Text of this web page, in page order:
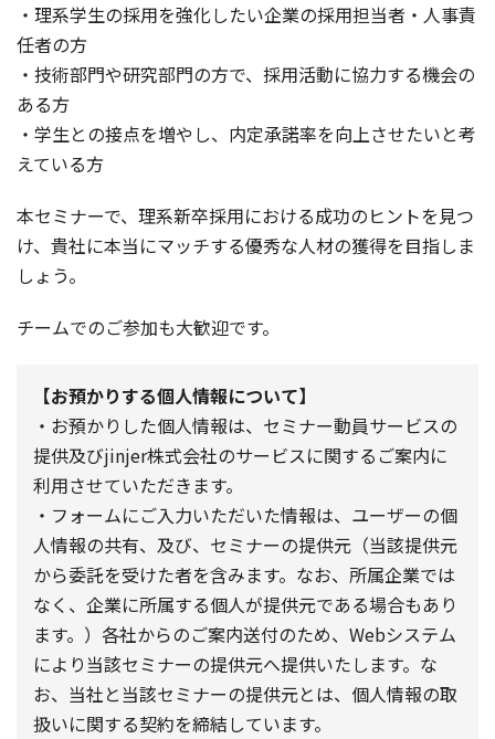
・理系学生の採用を強化したい企業の採用担当者・人事責
任者の方
・技術部門や研究部門の方で、採用活動に協力する機会の
ある方
・学生との接点を増やし、内定承諾率を向上させたいと考
えている方
本セミナーで、理系新卒採用における成功のヒントを見つ
け、貴社に本当にマッチする優秀な人材の獲得を目指しま
しょう。
チームでのご参加も大歓迎です。
【お預かりする個人情報について】
・お預かりした個人情報は、セミナー動員サービスの
提供及びjinjer株式会社のサービスに関するご案内に
利用させていただきます。
・フォームにご入力いただいた情報は、ユーザーの個
人情報の共有、及び、セミナーの提供元（当該提供元
から委託を受けた者を含みます。なお、所属企業では
なく、企業に所属する個人が提供元である場合もあり
ます。）各社からのご案内送付のため、Webシステム
により当該セミナーの提供元へ提供いたします。な
お、当社と当該セミナーの提供元とは、個人情報の取
扱いに関する契約を締結しています。